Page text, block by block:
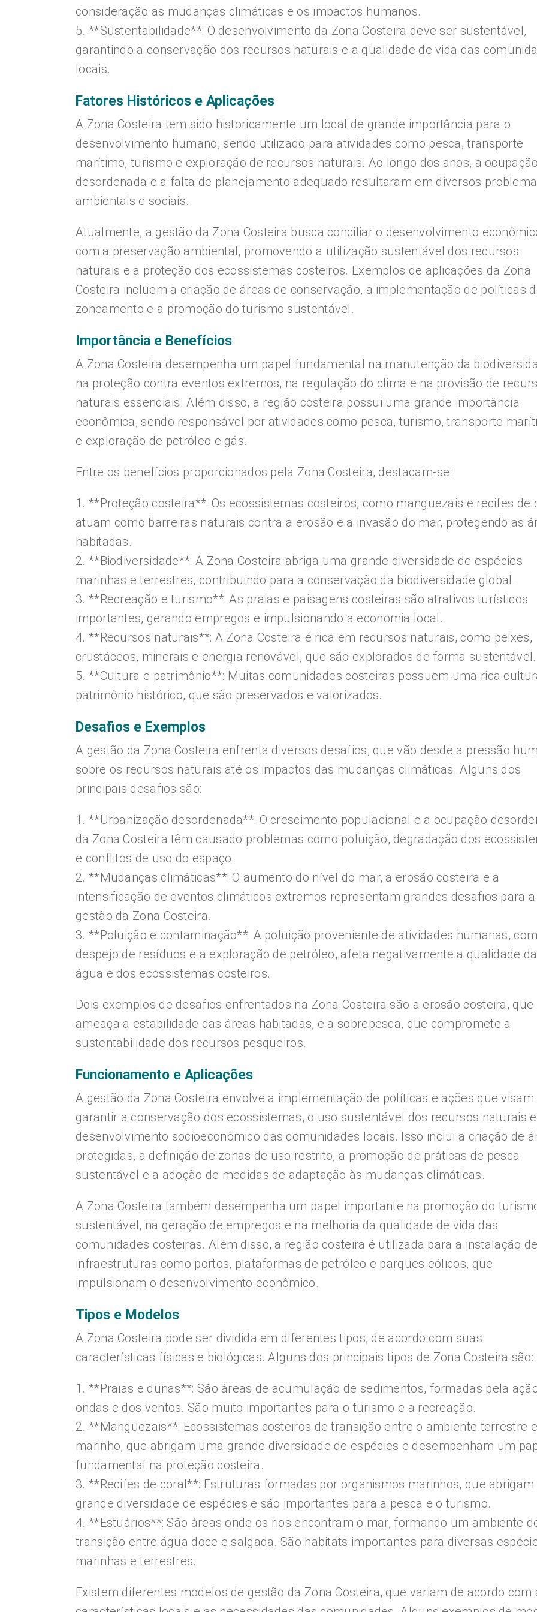
consideração as mudanças climáticas e os impactos humanos.
5. **Sustentabilidade**: O desenvolvimento da Zona Costeira deve ser sustentável,
garantindo a conservação dos recursos naturais e a qualidade de vida das
locais.
Fatores Históricos e Aplicações
A Zona Costeira tem sido historicamente um local de grande importância para o
desenvolvimento humano, sendo utilizado para atividades como pesca, transporte
marítimo, turismo e exploração de recursos naturais. Ao longo dos anos, a ocupação
desordenada e a falta de planejamento adequado resultaram em diversos
ambientais e sociais.
Atualmente, a gestão da Zona Costeira busca conciliar o desenvolvimento
com a preservação ambiental, promovendo a utilização sustentável dos recursos
naturais e a proteção dos ecossistemas costeiros. Exemplos de aplicações da Zona
Costeira incluem a criação de áreas de conservação, a implementação de políticas
zoneamento e a promoção do turismo sustentável.
Importância e Benefícios
A Zona Costeira desempenha um papel fundamental na manutenção da
na proteção contra eventos extremos, na regulação do clima e na provisão de
naturais essenciais. Além disso, a região costeira possui uma grande importância
econômica, sendo responsável por atividades como pesca, turismo, transporte
e exploração de petróleo e gás.
Entre os benefícios proporcionados pela Zona Costeira, destacam-se:
1. **Proteção costeira**: Os ecossistemas costeiros, como manguezais e recifes de
atuam como barreiras naturais contra a erosão e a invasão do mar, protegendo as
habitadas.
2. **Biodiversidade**: A Zona Costeira abriga uma grande diversidade de espécies
marinhas e terrestres, contribuindo para a conservação da biodiversidade global.
3. **Recreação e turismo**: As praias e paisagens costeiras são atrativos turísticos
importantes, gerando empregos e impulsionando a economia local.
4. **Recursos naturais**: A Zona Costeira é rica em recursos naturais, como peixes,
crustáceos, minerais e energia renovável, que são explorados de forma sustentável.
5. **Cultura e patrimônio**: Muitas comunidades costeiras possuem uma rica
patrimônio histórico, que são preservados e valorizados.
Desafios e Exemplos
A gestão da Zona Costeira enfrenta diversos desafios, que vão desde a pressão
sobre os recursos naturais até os impactos das mudanças climáticas. Alguns dos
principais desafios são:
1. **Urbanização desordenada**: O crescimento populacional e a ocupação
da Zona Costeira têm causado problemas como poluição, degradação dos
e conflitos de uso do espaço.
2. **Mudanças climáticas**: O aumento do nível do mar, a erosão costeira e a
intensificação de eventos climáticos extremos representam grandes desafios para a
gestão da Zona Costeira.
3. **Poluição e contaminação**: A poluição proveniente de atividades humanas,
despejo de resíduos e a exploração de petróleo, afeta negativamente a qualidade da
água e dos ecossistemas costeiros.
Dois exemplos de desafios enfrentados na Zona Costeira são a erosão costeira, que
ameaça a estabilidade das áreas habitadas, e a sobrepesca, que compromete a
sustentabilidade dos recursos pesqueiros.
Funcionamento e Aplicações
A gestão da Zona Costeira envolve a implementação de políticas e ações que visam
garantir a conservação dos ecossistemas, o uso sustentável dos recursos naturais
desenvolvimento socioeconômico das comunidades locais. Isso inclui a criação de
protegidas, a definição de zonas de uso restrito, a promoção de práticas de pesca
sustentável e a adoção de medidas de adaptação às mudanças climáticas.
A Zona Costeira também desempenha um papel importante na promoção do
sustentável, na geração de empregos e na melhoria da qualidade de vida das
comunidades costeiras. Além disso, a região costeira é utilizada para a instalação de
infraestruturas como portos, plataformas de petróleo e parques eólicos, que
impulsionam o desenvolvimento econômico.
Tipos e Modelos
A Zona Costeira pode ser dividida em diferentes tipos, de acordo com suas
características físicas e biológicas. Alguns dos principais tipos de Zona Costeira são:
1. **Praias e dunas**: São áreas de acumulação de sedimentos, formadas pela
ondas e dos ventos. São muito importantes para o turismo e a recreação.
2. **Manguezais**: Ecossistemas costeiros de transição entre o ambiente terrestre
marinho, que abrigam uma grande diversidade de espécies e desempenham um
fundamental na proteção costeira.
3. **Recifes de coral**: Estruturas formadas por organismos marinhos, que
grande diversidade de espécies e são importantes para a pesca e o turismo.
4. **Estuários**: São áreas onde os rios encontram o mar, formando um ambiente
transição entre água doce e salgada. São habitats importantes para diversas
marinhas e terrestres.
Existem diferentes modelos de gestão da Zona Costeira, que variam de acordo com